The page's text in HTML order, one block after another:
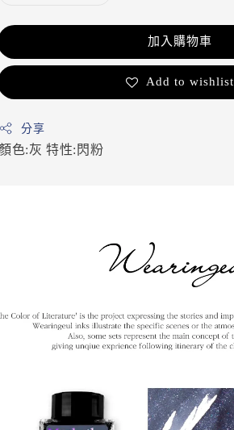
加入購物車
Add to wishlist
分享
顏色:灰特性:閃粉